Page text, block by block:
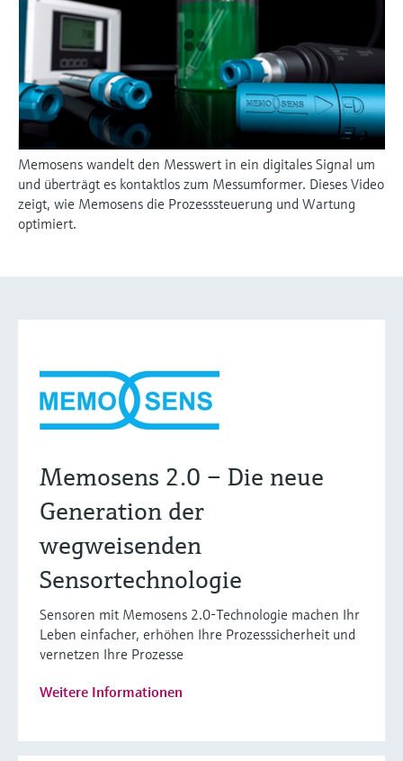
Memosens wandelt den Messwert in ein digitales Signal um
und überträgt es kontaktlos zum Messumformer. Dieses Video
zeigt, wie Memosens die Prozesssteuerung und Wartung
optimiert.
Memosens 2.0 – Die neue
Generation der
wegweisenden
Sensortechnologie
Sensoren mit Memosens 2.0-Technologie machen Ihr
Leben einfacher, erhöhen Ihre Prozesssicherheit und
vernetzen Ihre Prozesse
Weitere Informationen